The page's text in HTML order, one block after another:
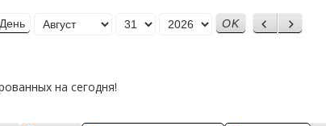
День
Месяц
Назад
Вперед
на сегодня!